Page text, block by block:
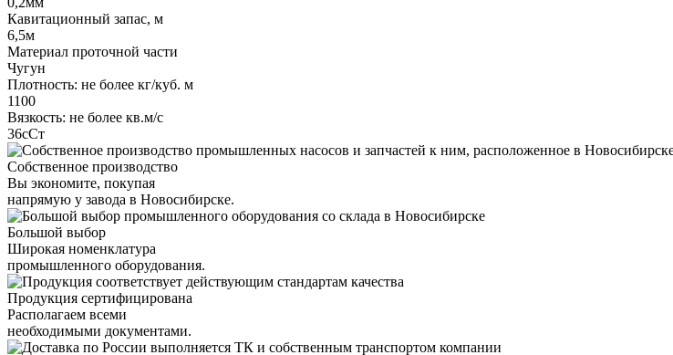
Кавитационный запас, м
6,5м
Материал проточной части
Чугун
Плотность: не более кг/куб. м
1100
Вязкость: не более кв.м/с
36сСт
Собственное производство
Вы экономите, покупая
напрямую у завода в Новосибирске.
Большой выбор
Широкая номенклатура
промышленного оборудования.
Продукция сертифицирована
Располагаем всеми
необходимыми документами.